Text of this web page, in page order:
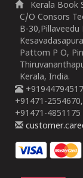
Kerala Book
C/O Consors
B-30,Pillaveedu
Pattom P O,
Kerala, India.
+91471-2554670,
+91471-4851175